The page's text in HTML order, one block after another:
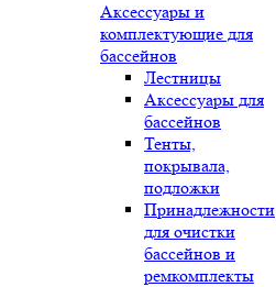
Аксессуары и
комплектующие для
бассейнов
Лестницы
Аксессуары для
бассейнов
Тенты,
покрывала,
подложки
Принадлежности
для очистки
бассейнов и
ремкомплекты